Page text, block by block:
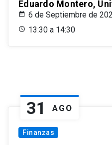
Eduardo Montero,
6 de Septiembre de
13:30 a 14:30
31 AGO
Finanzas